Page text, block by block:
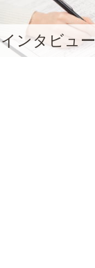
インタビュー